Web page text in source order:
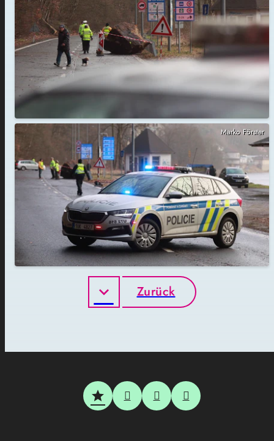
Marko Förster
Zurück